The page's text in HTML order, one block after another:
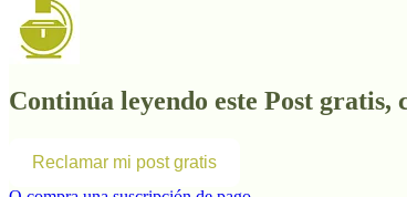
Continúa leyendo este Post
Reclamar mi post gratis